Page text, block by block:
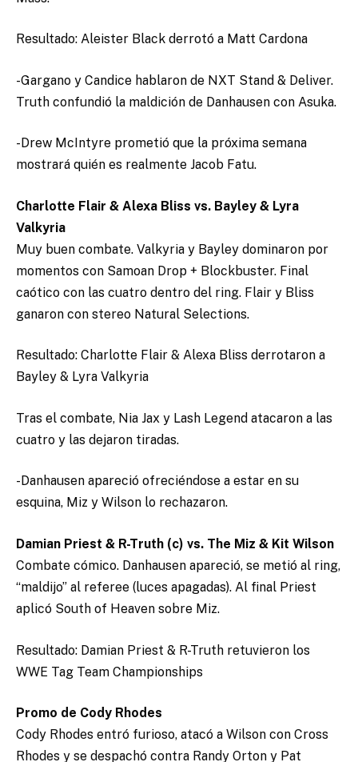
Resultado: Aleister Black derrotó a Matt Cardona
-Gargano y Candice hablaron de NXT Stand & Deliver.
Truth confundió la maldición de Danhausen con Asuka.
-Drew McIntyre prometió que la próxima semana
mostrará quién es realmente Jacob Fatu.
Charlotte Flair & Alexa Bliss vs. Bayley & Lyra
Valkyria
Muy buen combate. Valkyria y Bayley dominaron por
momentos con Samoan Drop + Blockbuster. Final
caótico con las cuatro dentro del ring. Flair y Bliss
ganaron con stereo Natural Selections.
Resultado: Charlotte Flair & Alexa Bliss derrotaron a
Bayley & Lyra Valkyria
Tras el combate, Nia Jax y Lash Legend atacaron a las
cuatro y las dejaron tiradas.
-Danhausen apareció ofreciéndose a estar en su
esquina, Miz y Wilson lo rechazaron.
Damian Priest & R-Truth (c) vs. The Miz & Kit Wilson
Combate cómico. Danhausen apareció, se metió al ring,
“maldijo” al referee (luces apagadas). Al final Priest
aplicó South of Heaven sobre Miz.
Resultado: Damian Priest & R-Truth retuvieron los
WWE Tag Team Championships
Promo de Cody Rhodes
Cody Rhodes entró furioso, atacó a Wilson con Cross
Rhodes y se despachó contra Randy Orton y Pat